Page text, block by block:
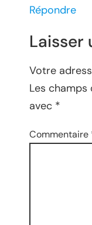
Répondre
Laisser
Votre
Les
avec *
Commentaire